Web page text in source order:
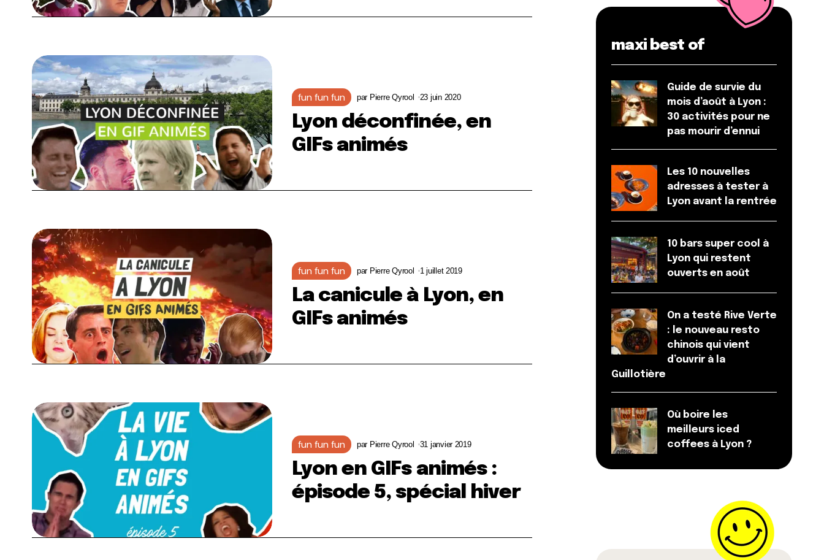
fun fun fun par Pierre Qyrool 23 juin 2020
Lyon déconfinée, en
GIFs animés
fun fun fun par Pierre Qyrool 1 juillet 2019
La canicule à Lyon, en
GIFs animés
fun fun fun par Pierre Qyrool 31 janvier 2019
Lyon en GIFs animés :
épisode 5, spécial hiver
maxi best of
Guide de survie du
mois d’août à Lyon :
30 activités pour ne
pas mourir d’ennui
Les 10 nouvelles
adresses à tester à
Lyon avant la rentrée
10 bars super cool à
Lyon qui restent
ouverts en août
On a testé Rive Verte
: le nouveau resto
chinois qui vient
d’ouvrir à la
Guillotière
Où boire les
meilleurs iced
coffees à Lyon ?